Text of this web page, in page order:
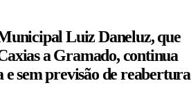
Luiz Daneluz, que
a Gramado, continua
sem previsão de reabertura